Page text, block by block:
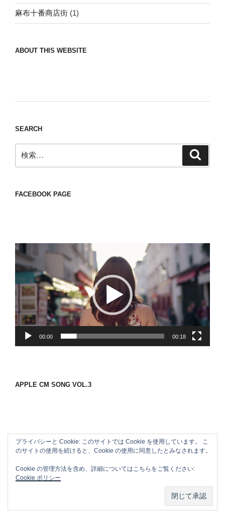
麻布十番商店街 (1)
ABOUT THIS WEBSITE
SEARCH
索:
FACEBOOK PAGE
動
画
プ
レ
ー
ヤ
ー
00:00 00:18
APPLE CM SONG VOL.3
プライバシーと Cookie: このサイトでは Cookie を使用しています。 こ
のサイトの使用を続けると、Cookie の使用に同意したとみなされます。
Cookie の管理方法を含め、詳細についてはこちらをご覧ください:
Cookie ポリシー